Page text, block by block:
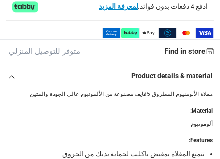
الاستلام من المتجر عبر خدمة “انقر واستلم” لمنتجات
إمكانية إرجاع المنتجات المؤهلة مجاناً خلال 30 يوماً.
1 مقلاة ألومنيوم مطروق 5فايف (20 سم)
ادفع 4 دفعات بدون فوائد. لمعرفة المزيد
Find in store متوفر للتوصيل المنزلي
Product details & material
مقلاة الألومنيوم المطروق 5فايف مصنوعة من الألمونيوم عالي الجودة والمتين
Material
:
ألومونيوم
Features
:
تتمتع المقلاة بمقبض باكليت لحماية يديك من الحروق